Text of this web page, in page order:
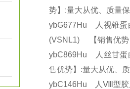
势】:量大从优、质量
ybG677Hu 人视锥蛋
(VSNL1) 【销售优势
ybC869Hu 人丝甘蛋
售优势】:量大从优、
ybC146Hu 人Ⅷ型胶